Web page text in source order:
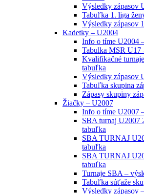
Výsledky zápasov
Tabuľka 1. liga
Výsledky zápasov
Kadetky – U2004
Info o tíme U2004
Tabulka MSR U17
Kvalifikačné
tabuľka
Výsledky zápasov
Tabuľka skupina
Zápasy skupiny
Žiačky – U2007
Info o tíme U2007
SBA turnaj U2007
tabuľka
SBA TURNAJ
tabuľka
SBA TURNAJ
tabuľka
Turnaje SBA –
Tabuľka súťaže
Výsledky zápasov